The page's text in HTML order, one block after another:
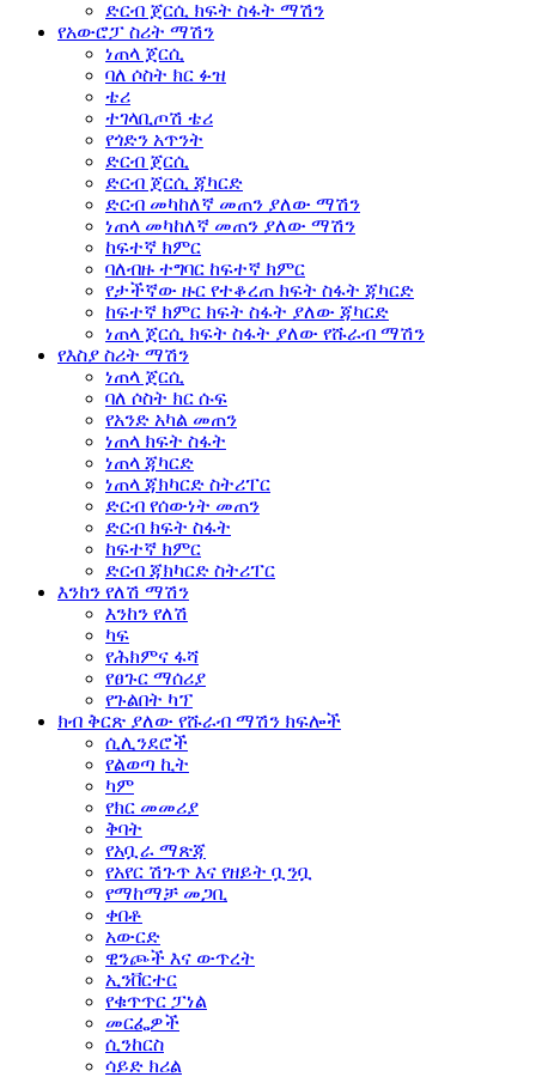
ድርብ ጀርሲ ክፍት ስፋት ማሽን
የአውሮፓ ስሪት ማሽን
ነጠላ ጀርሲ
ባለ ሶስት ክር ፉዝ
ቴሪ
ተገላቢጦሽ ቴሪ
የጎድን አጥንት
ድርብ ጀርሲ
ድርብ ጀርሲ ጃካርድ
ድርብ መካከለኛ መጠን ያለው ማሽን
ነጠላ መካከለኛ መጠን ያለው ማሽን
ከፍተኛ ክምር
ባለብዙ ተግባር ከፍተኛ ክምር
የታችኛው ዙር የተቆረጠ ክፍት ስፋት ጃካርድ
ከፍተኛ ክምር ክፍት ስፋት ያለው ጃካርድ
ነጠላ ጀርሲ ክፍት ስፋት ያለው የሹራብ ማሽን
የእስያ ስሪት ማሽን
ነጠላ ጀርሲ
ባለ ሶስት ክር ሱፍ
የአንድ አካል መጠን
ነጠላ ክፍት ስፋት
ነጠላ ጃካርድ
ነጠላ ጃክካርድ ስትሪፐር
ድርብ የሰውነት መጠን
ድርብ ክፍት ስፋት
ከፍተኛ ክምር
ድርብ ጃክካርድ ስትሪፐር
እንከን የለሽ ማሽን
እንከን የለሽ
ካፍ
የሕክምና ፋሻ
የፀጉር ማሰሪያ
የጉልበት ካፕ
ክብ ቅርጽ ያለው የሹራብ ማሽን ክፍሎች
ሲሊንደሮች
የልወጣ ኪት
ካም
የክር መመሪያ
ቅባት
የአቧራ ማጽጃ
የአየር ሽጉጥ እና የዘይት ቧንቧ
የማከማቻ መጋቢ
ቀበቶ
አውርድ
ዊንጮች እና ውጥረት
ኢንቨርተር
የቁጥጥር ፓነል
መርፌዎች
ሲንከርስ
ሳይድ ክሪል